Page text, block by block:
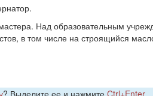
Над образовательным
в том числе на строящийся
? Выделите ее и нажмите Ctrl+Enter